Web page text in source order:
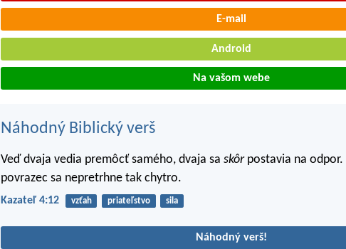
E-mail
Android
Na vašom webe
Náhodný Biblický verš
Veď dvaja vedia premôcť samého, dvaja sa skôrpostavia na odpor.
povrazec sa nepretrhne tak chytro.
Kazateľ 4:12 vzťah priateľstvo sila
Náhodný verš!